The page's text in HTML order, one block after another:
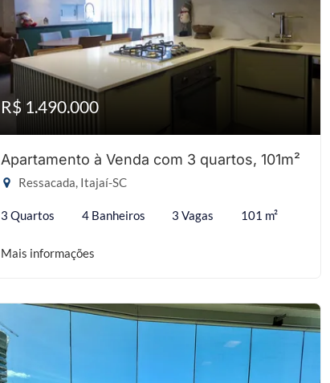
R$ 1.490.000
Apartamento à Venda com 3 quartos, 101m²
Ressacada, Itajaí-SC
3 Quartos 4 Banheiros 3 Vagas 101 m²
Mais informações